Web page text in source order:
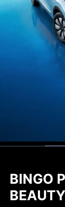
BINGO